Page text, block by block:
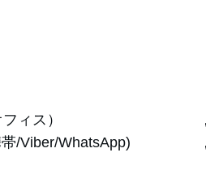
ィス）
/Viber/WhatsApp)